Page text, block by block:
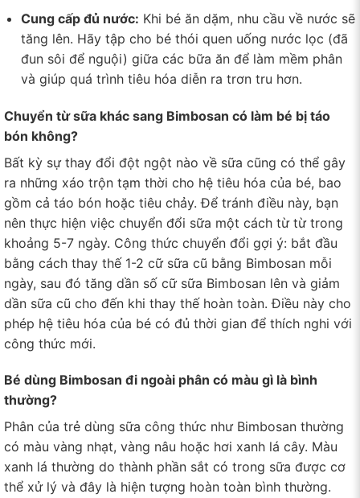
Cung cấp đủ nước: Khi bé ăn dặm, nhu cầu về nước sẽ
tăng lên. Hãy tập cho bé thói quen uống nước lọc (đã
đun sôi để nguội) giữa các bữa ăn để làm mềm phân
và giúp quá trình tiêu hóa diễn ra trơn tru hơn.
Chuyển từ sữa khác sang Bimbosan có làm bé bị táo
bón không?
Bất kỳ sự thay đổi đột ngột nào về sữa cũng có thể gây
ra những xáo trộn tạm thời cho hệ tiêu hóa của bé, bao
gồm cả táo bón hoặc tiêu chảy. Để tránh điều này, bạn
nên thực hiện việc chuyển đổi sữa một cách từ từ trong
khoảng 5-7 ngày. Công thức chuyển đổi gợi ý: bắt đầu
bằng cách thay thế 1-2 cữ sữa cũ bằng Bimbosan mỗi
ngày, sau đó tăng dần số cữ sữa Bimbosan lên và giảm
dần sữa cũ cho đến khi thay thế hoàn toàn. Điều này cho
phép hệ tiêu hóa của bé có đủ thời gian để thích nghi với
công thức mới.
Bé dùng Bimbosan đi ngoài phân có màu gì là bình
thường?
Phân của trẻ dùng sữa công thức như Bimbosan thường
có màu vàng nhạt, vàng nâu hoặc hơi xanh lá cây. Màu
xanh lá thường do thành phần sắt có trong sữa được cơ
thể xử lý và đây là hiện tượng hoàn toàn bình thường.